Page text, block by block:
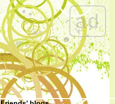
ตัว’ เอาชนะได้ทุกสิ่ง!
2010 กับ “5 หนังไม่สนุก ให้อยา
"The Social Network" ... วันนี้
Facebook ดีพอแล้วหรือยัง?
"Harry Potter and the Deathly
I" ... ฉันต้องเปิด เพื่อจะปิด!
"Due Date" ... รวมกันเราต้องอ
ตูเป็นอันขาด!!?
"RED" ... โตอย่างสมวัย แก่อย่า
จงระห่ำอย่างไม่เหลืออะไรจะเสีย!
ad